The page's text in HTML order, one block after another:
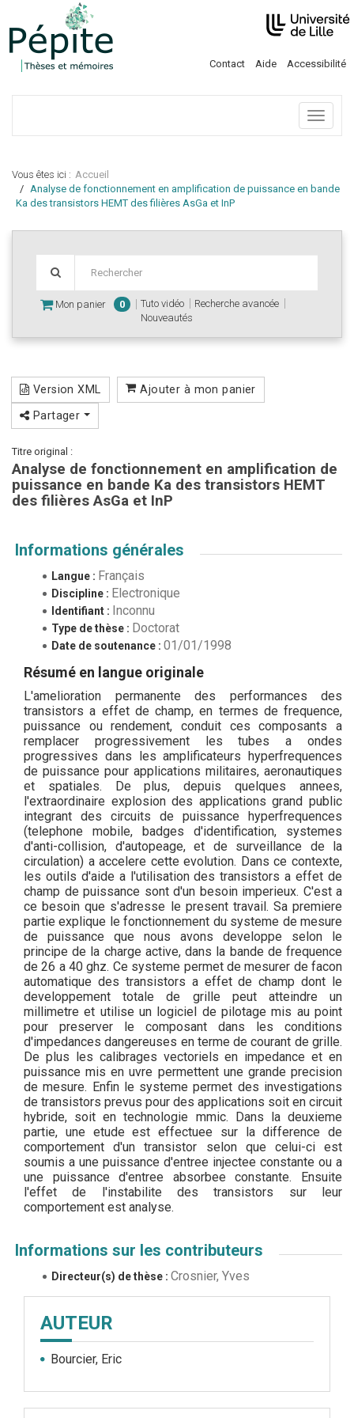
Contact Aide Accessibilité
Menu
Vous êtes ici : Accueil
Analyse de fonctionnement en amplification de puissance en bande
Ka des transistors HEMT des filières AsGa et InP
Mon panier 0 Tuto vidéo
Recherche avancée
Nouveautés
Version XML Ajouter à mon panier
Partager
Titre original :
Analyse de fonctionnement en amplification de
puissance en bande Ka des transistors HEMT
des filières AsGa et InP
Informations générales
Langue : Français
Discipline : Electronique
Identifiant : Inconnu
Type de thèse : Doctorat
Date de soutenance : 01/01/1998
Résumé en langue originale
L'amelioration permanente des performances des
transistors a effet de champ, en termes de frequence,
puissance ou rendement, conduit ces composants a
remplacer progressivement les tubes a ondes
progressives dans les amplificateurs hyperfrequences
de puissance pour applications militaires, aeronautiques
et spatiales. De plus, depuis quelques annees,
l'extraordinaire explosion des applications grand public
integrant des circuits de puissance hyperfrequences
(telephone mobile, badges d'identification, systemes
d'anti-collision, d'autopeage, et de surveillance de la
circulation) a accelere cette evolution. Dans ce contexte,
les outils d'aide a l'utilisation des transistors a effet de
champ de puissance sont d'un besoin imperieux. C'est a
ce besoin que s'adresse le present travail. Sa premiere
partie explique le fonctionnement du systeme de mesure
de puissance que nous avons developpe selon le
principe de la charge active, dans la bande de frequence
de 26 a 40 ghz. Ce systeme permet de mesurer de facon
automatique des transistors a effet de champ dont le
developpement totale de grille peut atteindre un
millimetre et utilise un logiciel de pilotage mis au point
pour preserver le composant dans les conditions
d'impedances dangereuses en terme de courant de grille.
De plus les calibrages vectoriels en impedance et en
puissance mis en uvre permettent une grande precision
de mesure. Enfin le systeme permet des investigations
de transistors prevus pour des applications soit en circuit
hybride, soit en technologie mmic. Dans la deuxieme
partie, une etude est effectuee sur la difference de
comportement d'un transistor selon que celui-ci est
soumis a une puissance d'entree injectee constante ou a
une puissance d'entree absorbee constante. Ensuite
l'effet de l'instabilite des transistors sur leur
comportement est analyse.
Informations sur les contributeurs
Directeur(s) de thèse : Crosnier, Yves
AUTEUR
Bourcier, Eric